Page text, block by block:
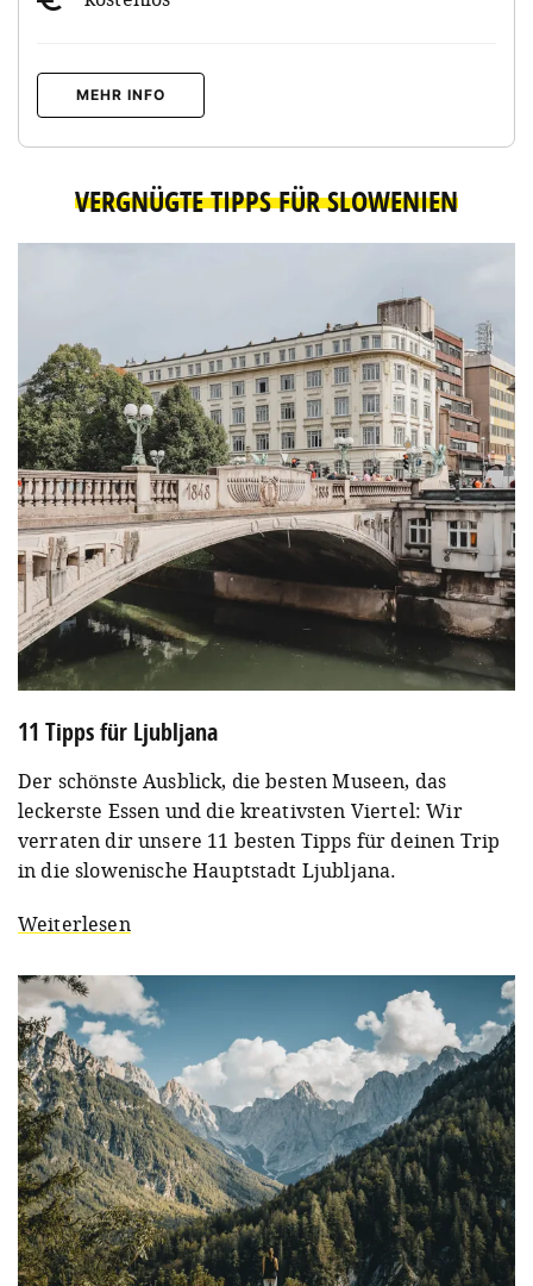
MEHR INFO
VERGNÜGTE TIPPS FÜR SLOWENIEN
11 Tipps für Ljubljana
Der schönste Ausblick, die besten Museen, das
leckerste Essen und die kreativsten Viertel: Wir
verraten dir unsere 11 besten Tipps für deinen Trip
in die slowenische Hauptstadt Ljubljana.
Weiterlesen